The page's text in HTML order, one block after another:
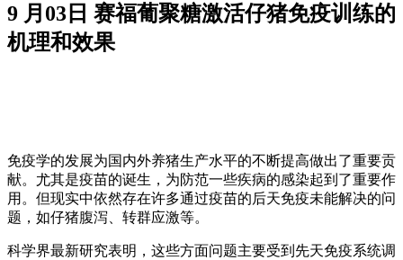
9 月03日 赛福葡聚糖激活仔猪免疫训练的
机理和效果
免疫学的发展为国内外养猪生产水平的不断提高做出了重要贡
献。尤其是疫苗的诞生，为防范一些疾病的感染起到了重要作
用。但现实中依然存在许多通过疫苗的后天免疫未能解决的问
题，如仔猪腹泻、转群应激等。
科学界最新研究表明，这些方面问题主要受到先天免疫系统调